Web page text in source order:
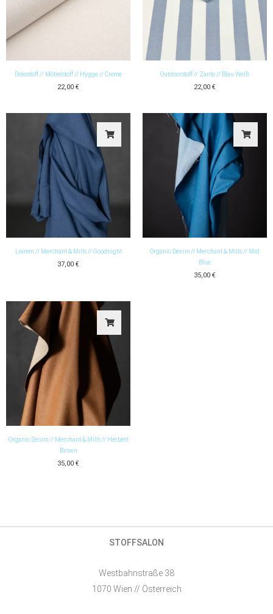
Dekostoff // Möbelstoff // Hygge // Creme
22,00 €
Outdoorstoff // Zante // Blau Weiß
22,00 €
Leinen // Merchant & Mills // Goodnight
37,00 €
Organic Denim // Merchant & Mills // Mid
Blue
35,00 €
Organic Denim // Merchant & Mills // Herbert
Brown
35,00 €
STOFFSALON
Westbahnstraße 38
1070 Wien // Österreich